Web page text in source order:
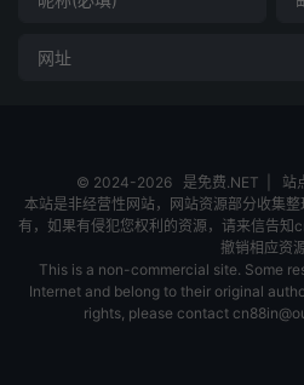
© 2024-2026 是免费.NET 站
本站是非经营性网站，网站资源部分收集
有，如果有侵犯您权利的资源，请来信告
撤销相应资源
This is a non-commercial site. Some
Internet and belong to their original
rights, please contact